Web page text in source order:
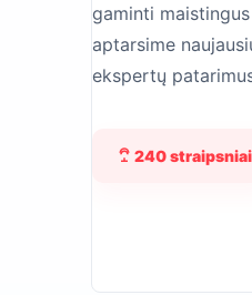
gaminti
aptarsime
ekspertų
240 straipsniai